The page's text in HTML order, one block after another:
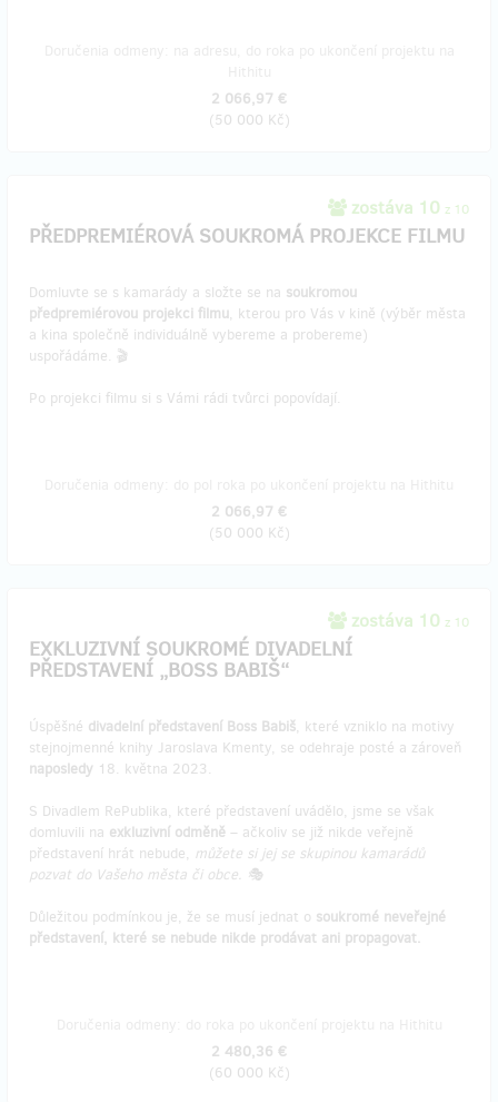
2 066,97 €
(50 000 Kč)
zostáva 10 z 10
PŘEDPREMIÉROVÁ SOUKROMÁ PROJEKCE FILMU
Domluvte se s kamarády a složte se na soukromou
předpremiérovou projekci filmu, kterou pro Vás v kině (výběr města
a kina společně individuálně vybereme a probereme)
uspořádáme. 🎬
Po projekci filmu si s Vámi rádi tvůrci popovídají.
2 066,97 €
(50 000 Kč)
zostáva 10 z 10
EXKLUZIVNÍ SOUKROMÉ DIVADELNÍ
PŘEDSTAVENÍ „BOSS BABIŠ“
Úspěšné divadelní představení Boss Babiš, které vzniklo na motivy
stejnojmenné knihy Jaroslava Kmenty, se odehraje posté a zároveň
naposledy 18. května 2023.
S Divadlem RePublika, které představení uvádělo, jsme se však
domluvili na exkluzivní odměně – ačkoliv se již nikde veřejně
představení hrát nebude, můžete si jej se skupinou kamarádů
pozvat do Vašeho města či obce. 🎭
Důležitou podmínkou je, že se musí jednat o soukromé neveřejné
představení, které se nebude nikde prodávat ani propagovat.
2 480,36 €
(60 000 Kč)